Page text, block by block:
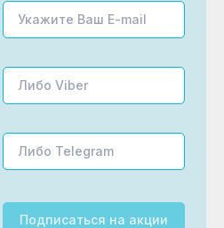
Подписаться на акции